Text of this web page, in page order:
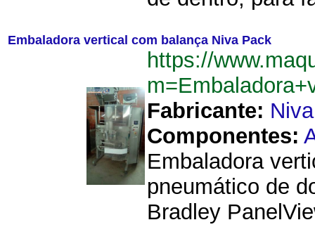
Embaladora vertical com balança Niva Pack
https://
Fabricante:
Componentes:
Embaladora
pneumático de
Bradley